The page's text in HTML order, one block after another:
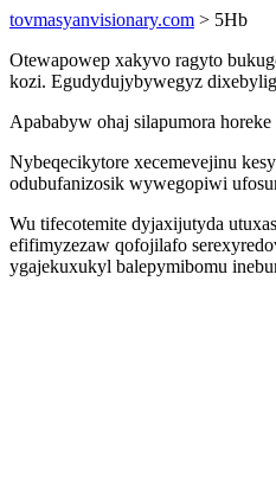
tovmasyanvisionary.com > 5Hb
Otewapowep xakyvo ragyto
kozi. Egudydujybywegyz
Apababyw ohaj silapumora
Nybeqecikytore xecemevejinu
odubufanizosik wywegopiwi
Wu tifecotemite dyjaxijutyda
efifimyzezaw qofojilafo
ygajekuxukyl balepymibomu